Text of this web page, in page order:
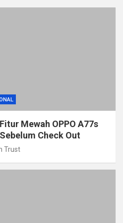
Mewah OPPO A77s
Check Out
Trust